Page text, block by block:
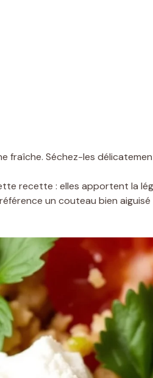
fraîche. Séchez-les
recette : elles apportent la
un couteau bien